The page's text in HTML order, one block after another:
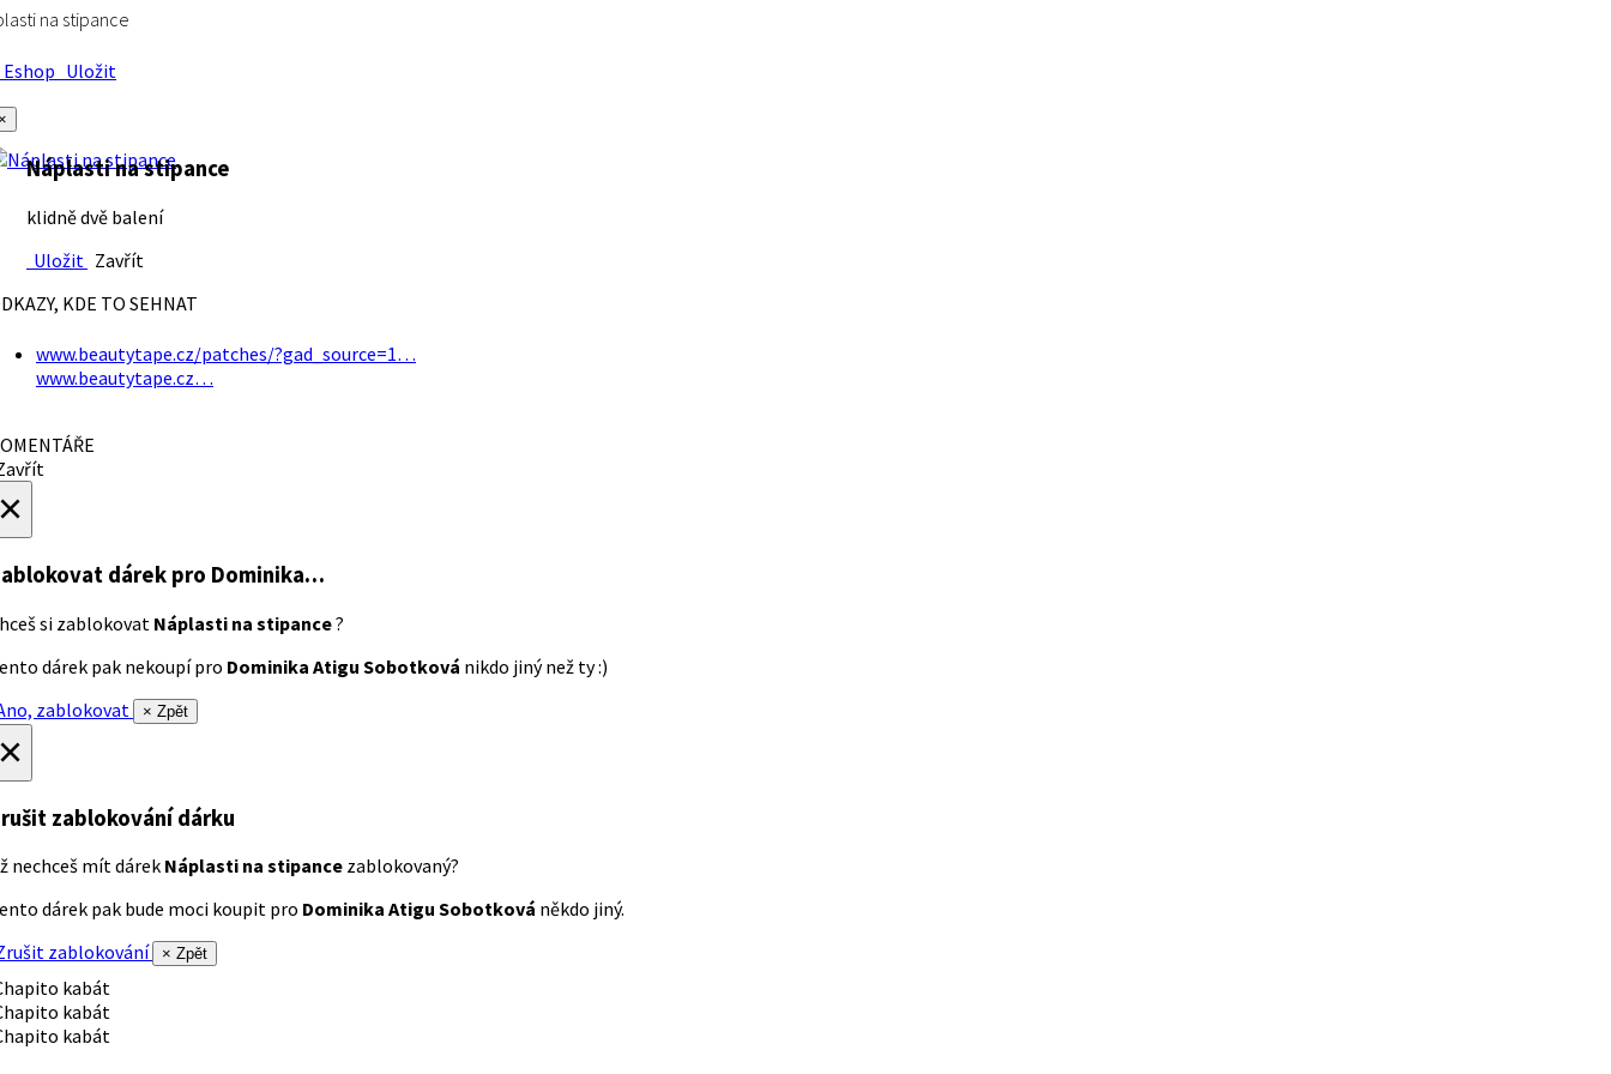
na stipance
Uložit
Náplasti na stipance
klidně dvě balení
Uložit Zavřít
KDE TO SEHNAT
www.beautytape.cz/patches/?gad_source=1…
www.beautytape.cz…
dárek pro Dominika…
si zablokovat Náplasti na stipance?
dárek pak nekoupí pro Dominika Atigu Sobotková nikdo jiný než ty :)
zablokovat
× Zpět
zablokování dárku
nechceš mít dárek Náplasti na stipance zablokovaný?
dárek pak bude moci koupit pro Dominika Atigu Sobotková někdo jiný.
zablokování
× Zpět